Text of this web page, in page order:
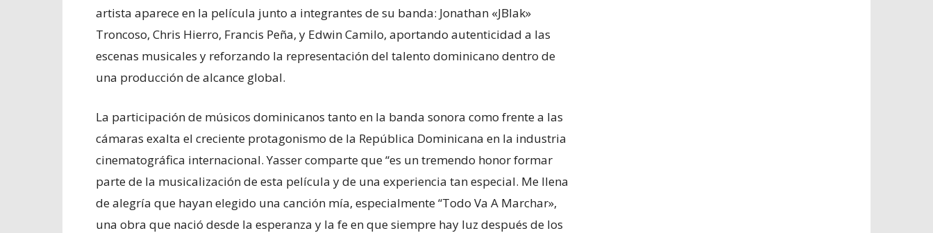
artista aparece en la película junto a integrantes de su banda: Jonathan «JBlak»
Troncoso, Chris Hierro, Francis Peña, y Edwin Camilo, aportando autenticidad a las
escenas musicales y reforzando la representación del talento dominicano dentro de
una producción de alcance global.
La participación de músicos dominicanos tanto en la banda sonora como frente a las
cámaras exalta el creciente protagonismo de la República Dominicana en la industria
cinematográfica internacional. Yasser comparte que “es un tremendo honor formar
parte de la musicalización de esta película y de una experiencia tan especial. Me llena
de alegría que hayan elegido una canción mía, especialmente “Todo Va A Marchar»,
una obra que nació desde la esperanza y la fe en que siempre hay luz después de los